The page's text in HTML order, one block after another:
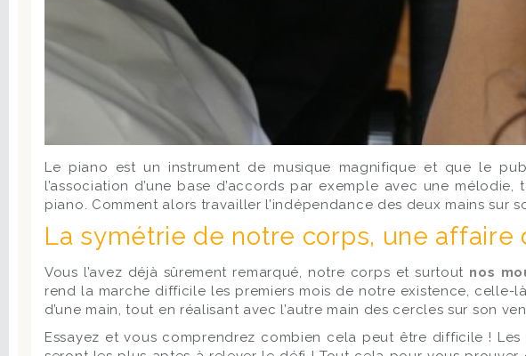
Le piano est un instrument de musique magnifique et que le
l’association d’une base d’accords par exemple avec une
piano. Comment alors travailler l’indépendance des deux mains sur
La symétrie de notre corps, une affaire
Vous l’avez déjà sûrement remarqué, notre corps et surtout nos
rend la marche difficile les premiers mois de notre existence, celle-
d’une main, tout en réalisant avec l’autre main des cercles sur son
Essayez et vous comprendrez combien cela peut être difficile !